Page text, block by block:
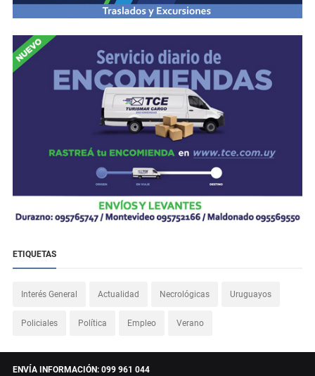
ETIQUETAS
Interés General Actualidad Necrológicas Uruguayos
Policiales Política Empleo Verano
ENVÍA INFORMACIÓN: 099 961 044